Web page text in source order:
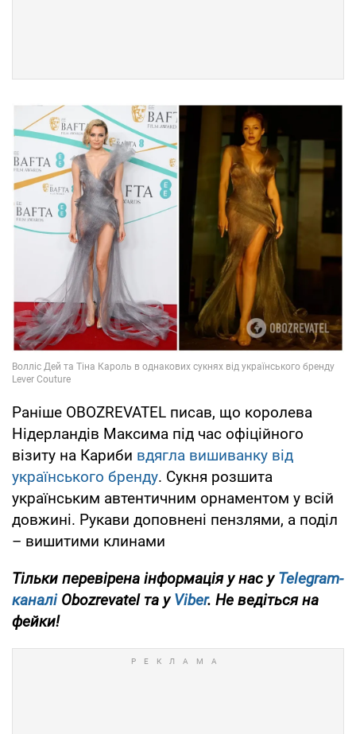
Раніше OBOZREVATEL писав, що королева
Нідерландів Максима під час офіційного
візиту на Кариби вдягла вишиванку від
українського бренду. Сукня розшита
українським автентичним орнаментом у всій
довжині. Рукави доповнені пензлями, а поділ
– вишитими клинами
Тільки перевірена інформація у нас уTelegram-
каналіObozrevatel та уViber. Не ведіться на
фейки!